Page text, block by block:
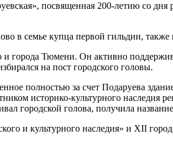
посвященная 200-летию со дня
в семье купца первой гильдии,
Тюмени. Он активно
на пост городского головы.
полностью за счет Подаруева
историко-культурного наследия
городской голова, получила
и культурного наследия» и XII